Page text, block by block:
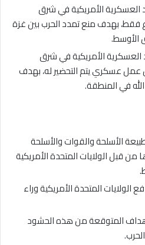
العسكرية الأمريكية في شرق
بهدف منع تمدد الحرب بين غزة
الأوسط.
العسكرية الأمريكية في شرق
عسكري يتم التحضير له، بهدف
في المنطقة.
الأسلحة والقوات والأسلحة
من قبل الولايات المتحدة الأمريكية
الولايات المتحدة الأمريكية وراء
المتوقعة من هذه الحشود